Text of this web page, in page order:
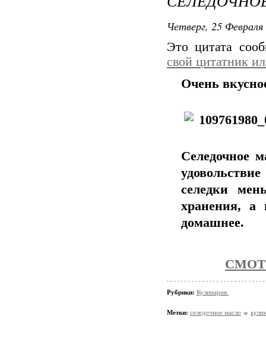
Четверг, 25
Это цитата
свой цитатник
Очень
Селедочное
селедки
хранения, а
домашнее.
Рубрики: Кулинария.
Метки: селедочное масло